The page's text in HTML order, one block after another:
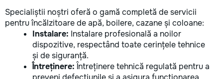
Specialiștii noștri oferă o gamă completă de servicii
pentru încălzitoare de apă, boilere, cazane și coloane:
Instalare: Instalare profesională a noilor
dispozitive, respectând toate cerințele tehnice
și de siguranță.
Întreținere: Întreținere tehnică regulată pentru a